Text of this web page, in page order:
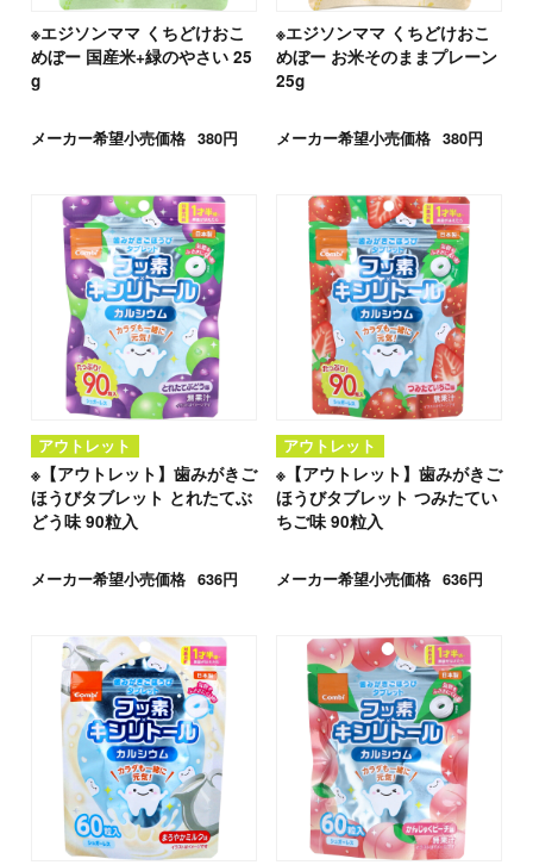
※エジソンママ くちどけおこ
めぼー 国産米+緑のやさい 25
g
メーカー希望小売価格 380円
※エジソンママ くちどけおこ
めぼー お米そのままプレーン
25g
メーカー希望小売価格 380円
アウトレット
※【アウトレット】歯みがきご
ほうびタブレット とれたてぶ
どう味 90粒入
メーカー希望小売価格 636円
アウトレット
※【アウトレット】歯みがきご
ほうびタブレット つみたてい
ちご味 90粒入
メーカー希望小売価格 636円